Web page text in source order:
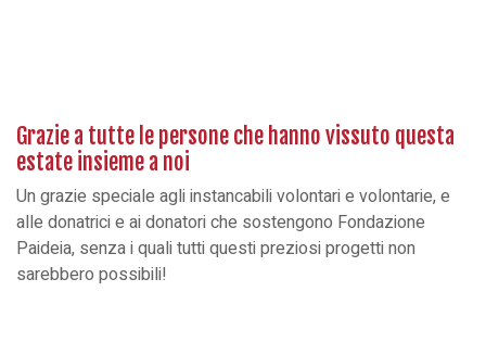
Grazie a tutte le persone che hanno vissuto questa
estate insieme a noi
Un grazie speciale agli instancabili volontari e volontarie, e
alle donatrici e ai donatori che sostengono Fondazione
Paideia, senza i quali tutti questi preziosi progetti non
sarebbero possibili!